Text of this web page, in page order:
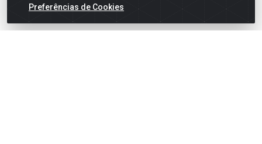
Preferências de Cookies